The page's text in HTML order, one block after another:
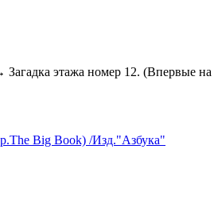
Загадка этажа номер 12. (Впервые